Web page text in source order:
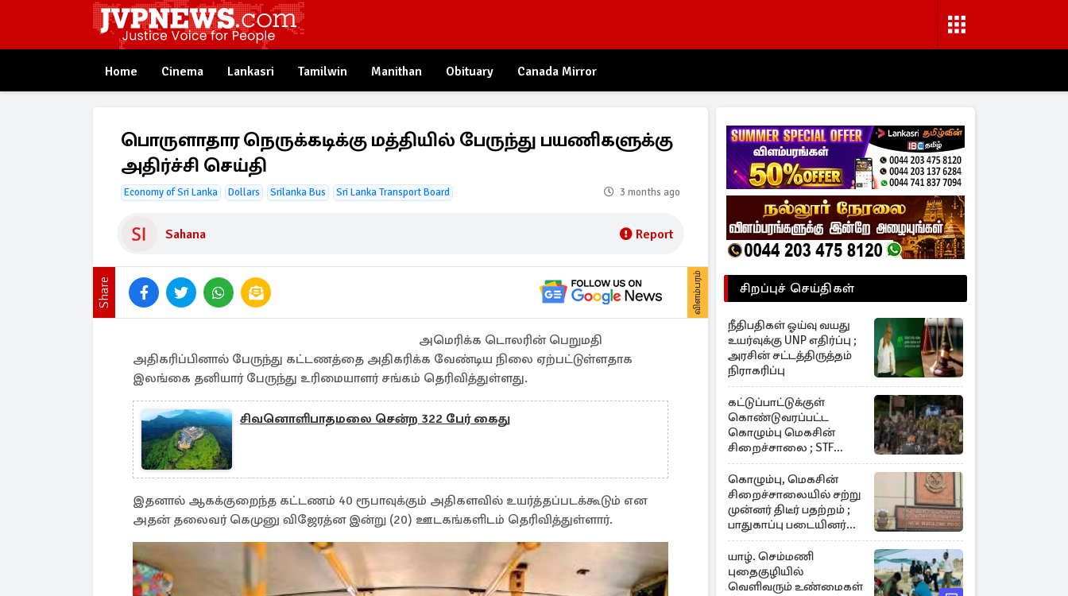
Home Cinema Lankasri Tamilwin Manithan Obituary Canada Mirror
பொருளாதார நெருக்கடிக்கு மத்தியில் பேருந்து பயணிகளுக்கு
அதிர்ச்சி செய்தி
Economy of Sri Lanka Dollars Srilanka Bus Sri Lanka Transport Board 3 months ago
Sahana Report
Share விளம்பரம்
அமெரிக்க டொலரின் பெறுமதி
அதிகரிப்பினால் பேருந்து கட்டணத்தை அதிகரிக்க வேண்டிய நிலை ஏற்பட்டுள்ளதாக
இலங்கை தனியார் பேருந்து உரிமையாளர் சங்கம் தெரிவித்துள்ளது.
சிவனொளிபாதமலை சென்ற 322 பேர் கைது
இதனால் ஆகக்குறைந்த கட்டணம் 40 ரூபாவுக்கும் அதிகளவில் உயர்த்தப்படக்கூடும் என
அதன் தலைவர் கெமுனு விஜேரத்ன இன்று (20) ஊடகங்களிடம் தெரிவித்துள்ளார்.
சிறப்புச் செய்திகள்
நீதிபதிகள் ஓய்வு வயது
உயர்வுக்கு UNP எதிர்ப்பு ;
அரசின் சட்டத்திருத்தம்
நிராகரிப்பு
கட்டுப்பாட்டுக்குள்
கொண்டுவரப்பட்ட
கொழும்பு மெகசின்
சிறைச்சாலை ; STF
களத்தில்
கொழும்பு, மெகசின்
சிறைச்சாலையில் சற்று
முன்னர் திடீர் பதற்றம் ;
பாதுகாப்பு படையினர்
களத்தில்
யாழ். செம்மணி
புதைகுழியில்
வெளிவரும் உண்மைகள்